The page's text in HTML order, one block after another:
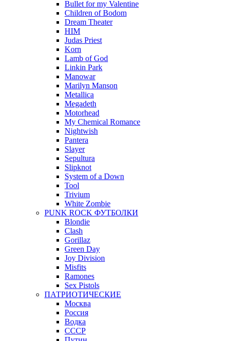
Bullet for my Valentine
Children of Bodom
Dream Theater
HIM
Judas Priest
Korn
Lamb of God
Linkin Park
Manowar
Marilyn Manson
Metallica
Megadeth
Motorhead
My Chemical Romance
Nightwish
Pantera
Slayer
Sepultura
Slipknot
System of a Down
Tool
Trivium
White Zombie
PUNK ROCK ФУТБОЛКИ
Blondie
Clash
Gorillaz
Green Day
Joy Division
Misfits
Ramones
Sex Pistols
ПАТРИОТИЧЕСКИЕ
Москва
Россия
Водка
СССР